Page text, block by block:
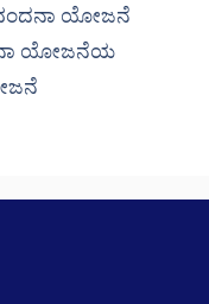
ಯೋಜನೆ
ಯೋಜನೆಯ